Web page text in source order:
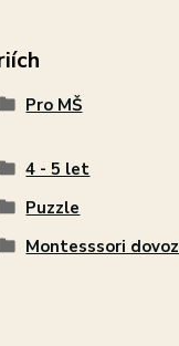
Pro MŠ
4 - 5 let
Puzzle
Montesssori dovoz